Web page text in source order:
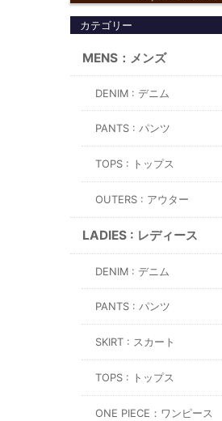
カテゴリー
MENS：メンズ
DENIM : デニム
PANTS : パンツ
TOPS : トップス
OUTERS : アウター
LADIES : レディース
DENIM : デニム
PANTS : パンツ
SKIRT : スカート
TOPS : トップス
ONE PIECE：ワンピース